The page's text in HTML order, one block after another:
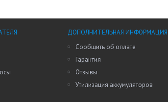
ДОПОЛНИТЕЛЬНАЯ ИНФОРМАЦИЯ
Сообщить об оплате
Гарантия
Отзывы
Утилизация аккумуляторов